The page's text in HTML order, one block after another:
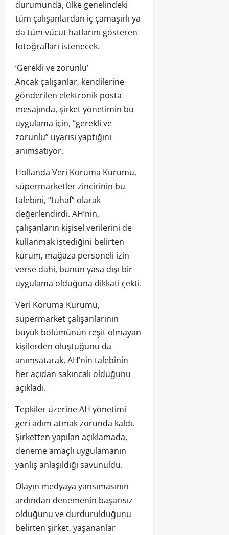
durumunda, ülke genelindeki
tüm çalışanlardan iç çamaşırlı ya
da tüm vücut hatlarını gösteren
fotoğrafları istenecek.
‘Gerekli ve zorunlu’
Ancak çalışanlar, kendilerine
gönderilen elektronik posta
mesajında, şirket yönetimin bu
uygulama için, “gerekli ve
zorunlu” uyarısı yaptığını
anımsatıyor.
Hollanda Veri Koruma Kurumu,
süpermarketler zincirinin bu
talebini, “tuhaf” olarak
değerlendirdi. AH’nin,
çalışanların kişisel verilerini de
kullanmak istediğini belirten
kurum, mağaza personeli izin
verse dahi, bunun yasa dışı bir
uygulama olduğuna dikkati çekti.
Veri Koruma Kurumu,
süpermarket çalışanlarının
büyük bölümünün reşit olmayan
kişilerden oluştuğunu da
anımsatarak, AH’nin talebinin
her açıdan sakıncalı olduğunu
açıkladı.
Tepkiler üzerine AH yönetimi
geri adım atmak zorunda kaldı.
Şirketten yapılan açıklamada,
deneme amaçlı uygulamanın
yanlış anlaşıldığı savunuldu.
Olayın medyaya yansımasının
ardından denemenin başarısız
olduğunu ve durdurulduğunu
belirten şirket, yaşananlar